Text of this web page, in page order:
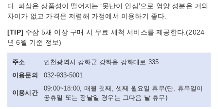
다. 파삼은 상품성이 떨어지는 ‘못난이 인삼’으로 영양 성분은 거의
차이가 없고 가격은 저렴해 가정에서 이용하기 좋다.
[TIP] 수삼 5채 이상 구매 시 무료 세척 서비스를 제공한다.(2024
년 6월 기준 정보)
주소
인천광역시 강화군 강화읍 강화대로 335
이용문의
032-933-5001
이용시간
09:00~18:00, 매월 첫째, 셋째 월요일 휴무(단, 휴무일이
공휴일 또는 장날일 경우는 그다음 날 휴무)